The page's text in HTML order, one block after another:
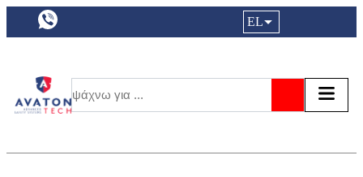
a11y.languageSelection:
EL